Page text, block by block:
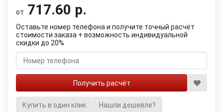
от 717.60 р.
Оставьте номер телефона и получите точный расчёт
стоимости заказа + возможность индивидуальной
скидки до 20%
Купить в один клик Нашли дешевле?